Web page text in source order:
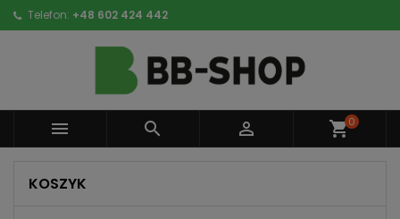
Telefon: +48 602 424 442
   shopping_cart0
KOSZYK